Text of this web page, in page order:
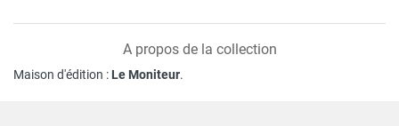
A propos de la collection
Maison d'édition : Le Moniteur.